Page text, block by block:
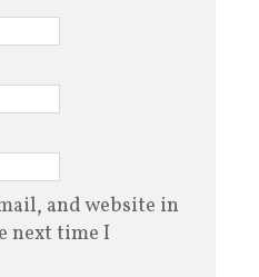
and website in
next time I